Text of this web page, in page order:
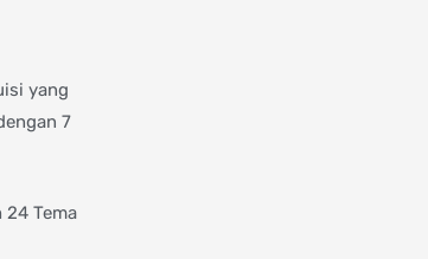
yang
7
24 Tema